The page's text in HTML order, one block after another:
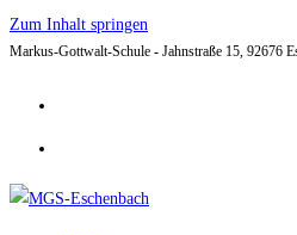
Zum Inhalt springen
Markus-Gottwalt-Schule - Jahnstraße 15, 92676